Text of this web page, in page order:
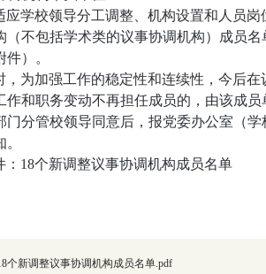
应学校领导分工调整、机构设置和人员
（不包括学术类的议事协调机构）成员
）。
，为加强工作的稳定性和连续性，今后
作和职务变动不再担任成员的，由该成
门分管校领导同意后，报党委办公室（
：18个新调整议事协调机构成员名单
个新调整议事协调机构成员名单.pdf